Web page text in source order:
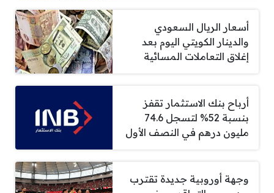
أسعار الريال السعودي
والدينار الكويتي اليوم بعد
إغلاق التعاملات المسائية
أرباح بنك الاستثمار تقفز
بنسبة 52% لتسجل 74.6
مليون درهم في النصف الأول
وجهة أوروبية جديدة تقترب